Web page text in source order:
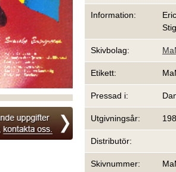
Information:
Skivbolag:
Etikett:
Pressad i:
Utgivningsår:
Distributör:
Skivnummer: